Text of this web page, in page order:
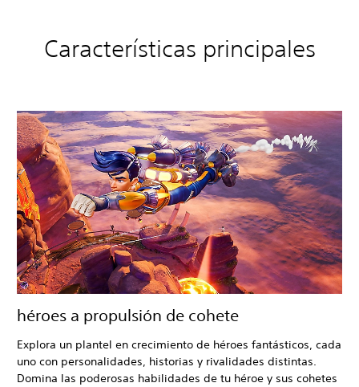
Características principales
héroes a propulsión de cohete
Explora un plantel en crecimiento de héroes fantásticos, cada
uno con personalidades, historias y rivalidades distintas.
Domina las poderosas habilidades de tu héroe y sus cohetes